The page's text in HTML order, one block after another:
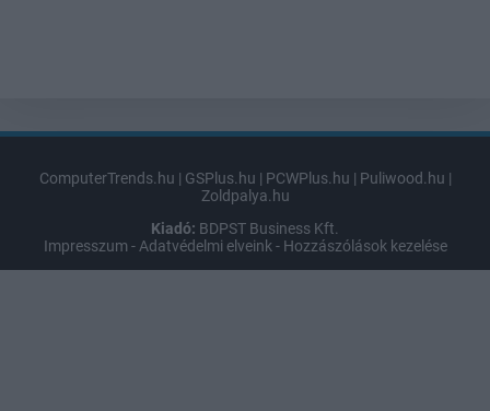
ComputerTrends.hu | GSPlus.hu | PCWPlus.hu | Puliwood.hu |
Zoldpalya.hu
Kiadó: BDPST Business Kft.
Impresszum - Adatvédelmi elveink - Hozzászólások kezelése